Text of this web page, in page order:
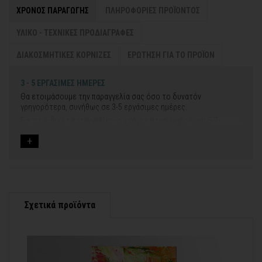
ΧΡΟΝΟΣ ΠΑΡΑΓΩΓΗΣ
3 - 5 ΕΡΓΑΣΙΜΕΣ ΗΜΕΡΕΣ
Θα ετοιμάσουμε την παραγγελία σας όσο το δυνατόν
γρηγορότερα, συνήθως σε 3-5 εργάσιμες ημέρες.
Εφόσον επιλέξετε να προσθέσετε και διακοσμητική κορνίζα
λίγος περισσότερος χρόνος για να παραδοθεί.
Μπορείτε πάντα να επικοινωνείτε μαζί μας για περισσότερες
contact@thinkart.gr
Σχετικά προϊόντα